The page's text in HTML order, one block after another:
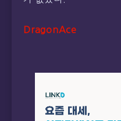
DragonAce